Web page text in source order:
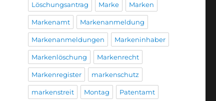
Löschungsantrag Marke Marken
Markenamt Markenanmeldung
Markenanmeldungen Markeninhaber
Markenlöschung Markenrecht
Markenregister markenschutz
markenstreit Montag Patentamt